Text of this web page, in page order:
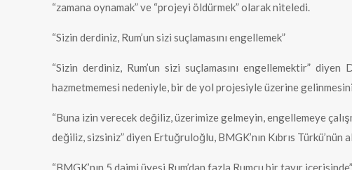
“zamana oynamak” ve “projeyi öldürmek” olarak niteledi.
“Sizin derdiniz, Rum’un sizi suçlamasını engellemek”
“Sizin derdiniz, Rum’un sizi suçlamasını engellemektir”
hazmetmemesi nedeniyle, bir de yol projesiyle üzerine
“Buna izin verecek değiliz, üzerimize gelmeyin, engellemeye
değiliz, sizsiniz” diyen Ertuğruloğlu, BMGK’nın Kıbrıs
“BMGK’nın 5 daimi üyesi Rum’dan fazla Rumcu bir tavır içerisinde”